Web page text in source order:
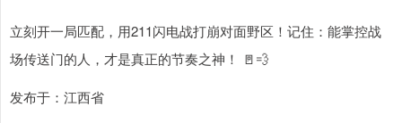
立刻开一局匹配，用211闪电战打崩对面野区！记住：能掌控战
场传送门的人，才是真正的节奏之神！ 🚪💨
发布于：江西省